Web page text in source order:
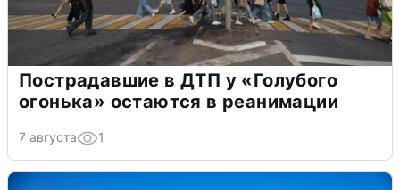
Пострадавшие в ДТП у «Голубого
огонька» остаются в реанимации
7 августа 1